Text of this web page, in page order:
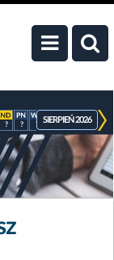
? ? ? ? ? ?
SIERPIEŃ 2026